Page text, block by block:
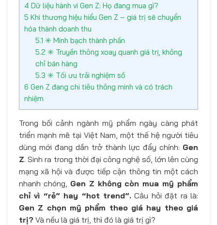
4 Dữ liệu hành vi Gen Z: Họ đang mua gì?
5 Khi thương hiệu hiểu Gen Z – giá trị sẽ chuyển
hóa thành doanh thu
5.1 ✳️ Minh bạch thành phần
5.2 ✳️ Truyền thông xoay quanh giá trị, không
chỉ bán hàng
5.3 ✳️ Tối ưu trải nghiệm số
6 Gen Z đang chi tiêu thông minh và có trách
nhiệm
Trong bối cảnh ngành mỹ phẩm ngày càng phát
triển mạnh mẽ tại Việt Nam, một thế hệ người tiêu
dùng mới đang dần trở thành lực đẩy chính: Gen
Z. Sinh ra trong thời đại công nghệ số, lớn lên cùng
mạng xã hội và được tiếp cận thông tin một cách
nhanh chóng, Gen Z không còn mua mỹ phẩm
chỉ vì “rẻ” hay “hot trend”. Câu hỏi đặt ra là:
Gen Z chọn mỹ phẩm theo giá hay theo giá
trị? Và nếu là giá trị, thì đó là giá trị gì?